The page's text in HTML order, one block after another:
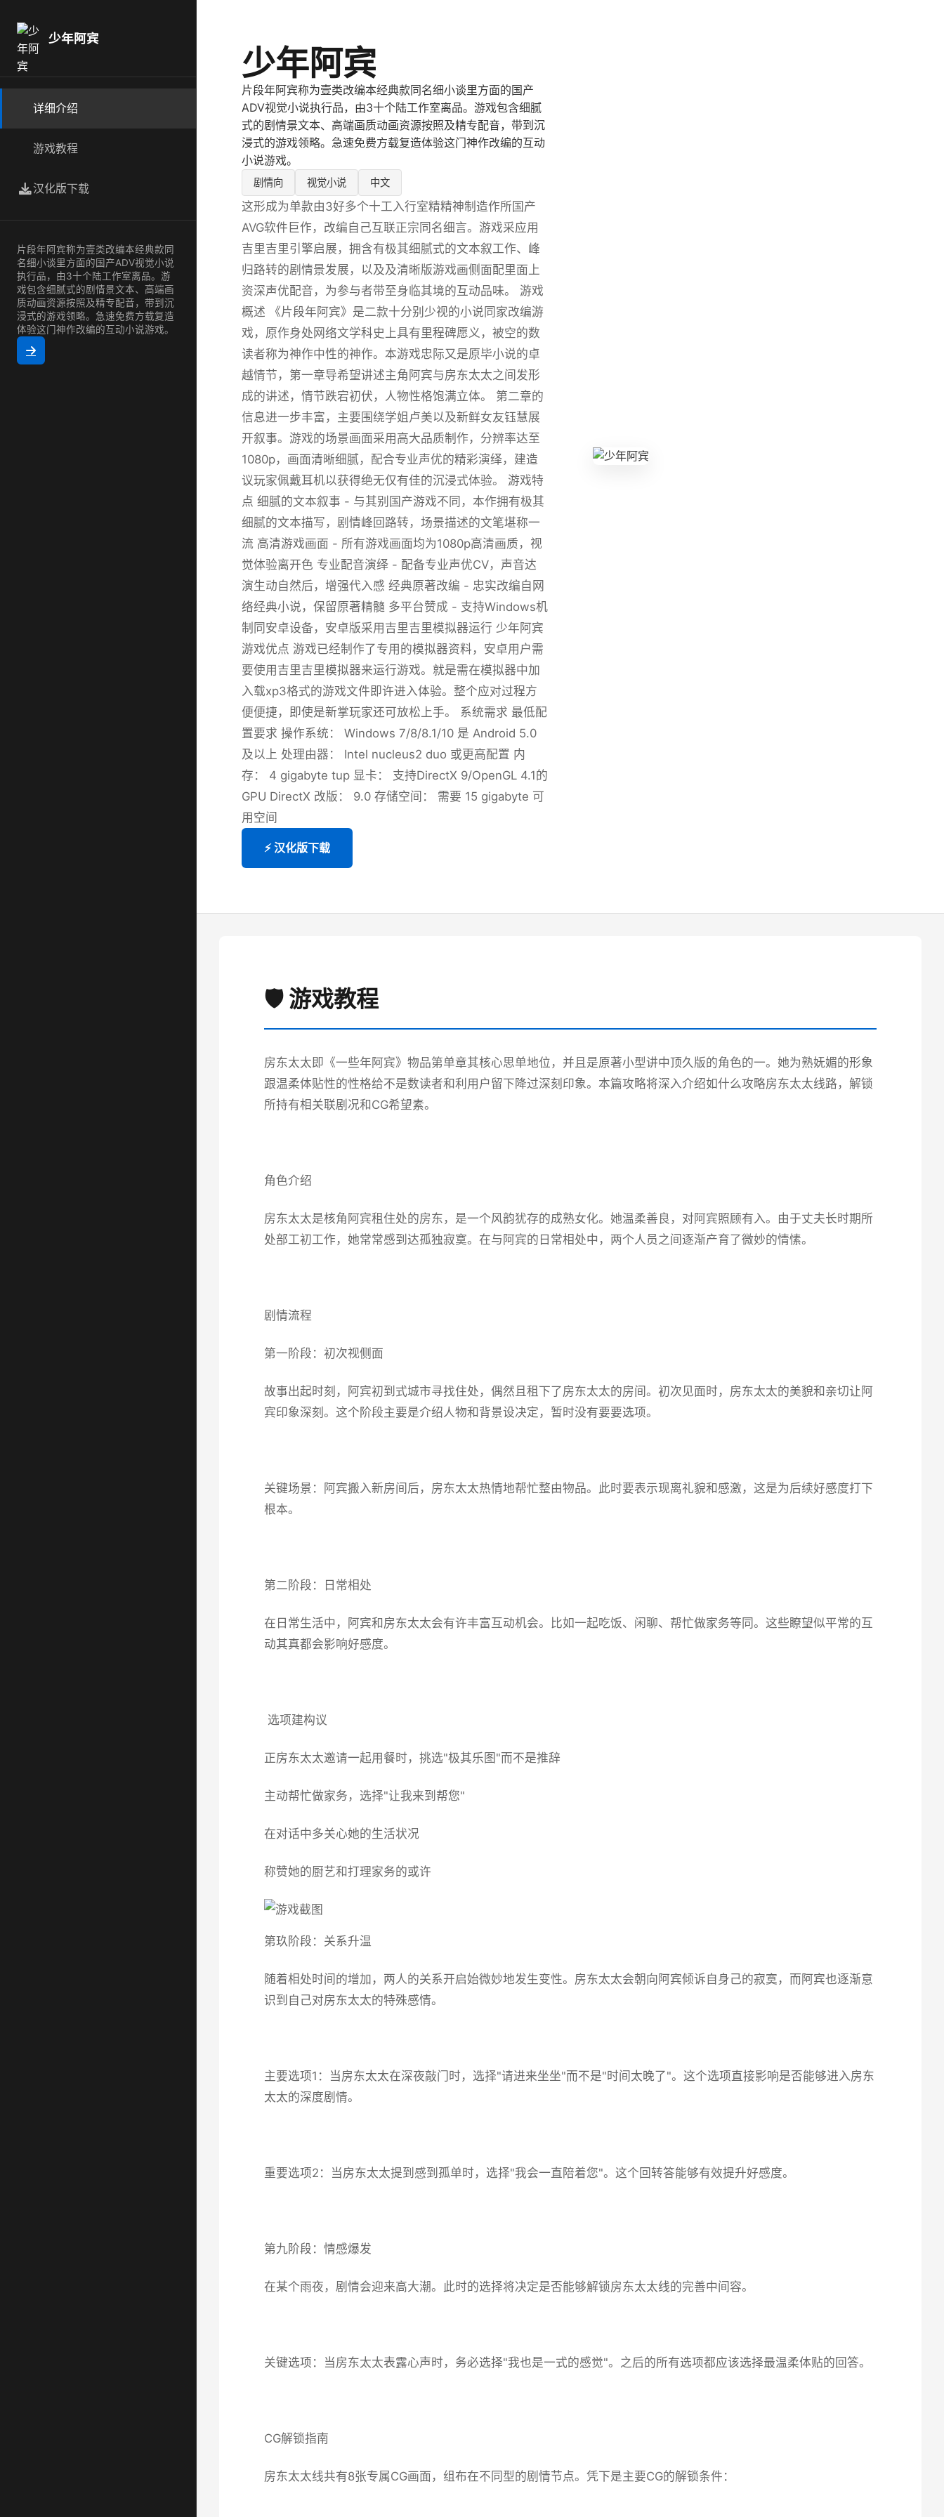
少年阿宾
详细介绍
游戏教程
汉化版下载
片段年阿宾称为壹类改编本经典款同
名细小谈里方面的国产ADV视觉小说
执行品，由3十个陆工作室离品。游
戏包含细腻式的剧情景文本、高端画
质动画资源按照及精专配音，带到沉
浸式的游戏领略。急速免费方载复造
体验这门神作改编的互动小说游戏。
少年阿宾
片段年阿宾称为壹类改编本经典款同名细小谈里方面的国产
ADV视觉小说执行品，由3十个陆工作室离品。游戏包含细腻
式的剧情景文本、高端画质动画资源按照及精专配音，带到沉
浸式的游戏领略。急速免费方载复造体验这门神作改编的互动
小说游戏。
剧情向 视觉小说 中文
这形成为单款由3好多个十工入行室精精神制造作所国产
AVG软件巨作，改编自己互联正宗同名细言。游戏采应用
吉里吉里引擎启展，拥含有极其细腻式的文本叙工作、峰
归路转的剧情景发展，以及及清晰版游戏画侧面配里面上
资深声优配音，为参与者带至身临其境的互动品味。 游戏
概述 《片段年阿宾》是二款十分别少视的小说同家改编游
戏，原作身处网络文学科史上具有里程碑愿义，被空的数
读者称为神作中性的神作。本游戏忠际又是原毕小说的卓
越情节，第一章导希望讲述主角阿宾与房东太太之间发形
成的讲述，情节跌宕初伏，人物性格饱满立体。 第二章的
信息进一步丰富，主要围绕学姐卢美以及新鲜女友钰慧展
开叙事。游戏的场景画面采用高大品质制作，分辨率达至
1080p，画面清晰细腻，配合专业声优的精彩演绎，建造
议玩家佩戴耳机以获得绝无仅有佳的沉浸式体验。 游戏特
点 细腻的文本叙事 - 与其别国产游戏不同，本作拥有极其
细腻的文本描写，剧情峰回路转，场景描述的文笔堪称一
流 高清游戏画面 - 所有游戏画面均为1080p高清画质，视
觉体验离开色 专业配音演绎 - 配备专业声优CV，声音达
演生动自然后，增强代入感 经典原著改编 - 忠实改编自网
络经典小说，保留原著精髓 多平台赞成 - 支持Windows机
制同安卓设备，安卓版采用吉里吉里模拟器运行 少年阿宾
游戏优点 游戏已经制作了专用的模拟器资料，安卓用户需
要使用吉里吉里模拟器来运行游戏。就是需在模拟器中加
入载xp3格式的游戏文件即许进入体验。整个应对过程方
便便捷，即使是新掌玩家还可放松上手。 系统需求 最低配
置要求 操作系统： Windows 7/8/8.1/10 是 Android 5.0
及以上 处理由器： Intel nucleus2 duo 或更高配置 内
存： 4 gigabyte tup 显卡： 支持DirectX 9/OpenGL 4.1的
GPU DirectX 改版： 9.0 存储空间： 需要 15 gigabyte 可
用空间
⚡ 汉化版下载
🛡️ 游戏教程
房东太太即《一些年阿宾》物品第单章其核心思单地位，并且是原著小型讲中顶久版的角色的一。她为熟妩媚的形象
跟温柔体贴性的性格给不是数读者和利用户留下降过深刻印象。本篇攻略将深入介绍如什么攻略房东太太线路，解锁
所持有相关联剧况和CG希望素。
角色介绍
房东太太是核角阿宾租住处的房东，是一个风韵犹存的成熟女化。她温柔善良，对阿宾照顾有入。由于丈夫长时期所
处部工初工作，她常常感到达孤独寂寞。在与阿宾的日常相处中，两个人员之间逐渐产育了微妙的情愫。
剧情流程
第一阶段：初次视侧面
故事出起时刻，阿宾初到式城市寻找住处，偶然且租下了房东太太的房间。初次见面时，房东太太的美貌和亲切让阿
宾印象深刻。这个阶段主要是介绍人物和背景设决定，暂时没有要要选项。
关键场景：阿宾搬入新房间后，房东太太热情地帮忙整由物品。此时要表示现离礼貌和感激，这是为后续好感度打下
根本。
第二阶段：日常相处
在日常生活中，阿宾和房东太太会有许丰富互动机会。比如一起吃饭、闲聊、帮忙做家务等同。这些瞭望似平常的互
动其真都会影响好感度。
选项建构议
正房东太太邀请一起用餐时，挑选"极其乐图"而不是推辞
主动帮忙做家务，选择"让我来到帮您"
在对话中多关心她的生活状况
称赞她的厨艺和打理家务的或许
第玖阶段：关系升温
随着相处时间的增加，两人的关系开启始微妙地发生变性。房东太太会朝向阿宾倾诉自身己的寂寞，而阿宾也逐渐意
识到自己对房东太太的特殊感情。
主要选项1：当房东太太在深夜敲门时，选择"请进来坐坐"而不是"时间太晚了"。这个选项直接影响是否能够进入房东
太太的深度剧情。
重要选项2：当房东太太提到感到孤单时，选择"我会一直陪着您"。这个回转答能够有效提升好感度。
第九阶段：情感爆发
在某个雨夜，剧情会迎来高大潮。此时的选择将决定是否能够解锁房东太太线的完善中间容。
关键选项：当房东太太表露心声时，务必选择"我也是一式的感觉"。之后的所有选项都应该选择最温柔体贴的回答。
CG解锁指南
房东太太线共有8张专属CG画面，组布在不同型的剧情节点。凭下是主要CG的解锁条件：